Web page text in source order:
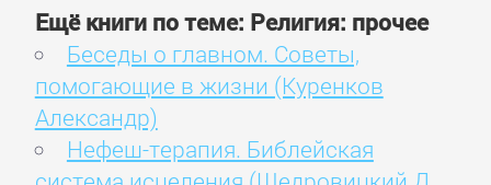
Ещё книги по теме: Религия: прочее
Беседы о главном. Советы,
помогающие в жизни (Куренков
Александр)
Нефеш-терапия. Библейская